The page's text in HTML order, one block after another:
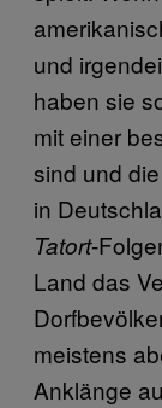
und
haben sie
mit einer
sind und
in
Tatort-
Land das
meistens
Anklänge